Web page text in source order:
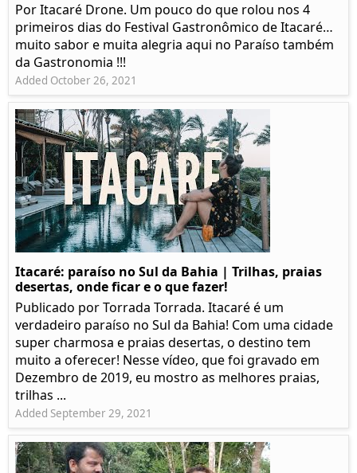
Por Itacaré Drone. Um pouco do que rolou nos 4
primeiros dias do Festival Gastronômico de Itacaré…
muito sabor e muita alegria aqui no Paraíso também
da Gastronomia !!!
Added October 26, 2021
Itacaré: paraíso no Sul da Bahia | Trilhas, praias
desertas, onde ficar e o que fazer!
Publicado por Torrada Torrada. Itacaré é um
verdadeiro paraíso no Sul da Bahia! Com uma cidade
super charmosa e praias desertas, o destino tem
muito a oferecer! Nesse vídeo, que foi gravado em
Dezembro de 2019, eu mostro as melhores praias,
trilhas ...
Added September 29, 2021